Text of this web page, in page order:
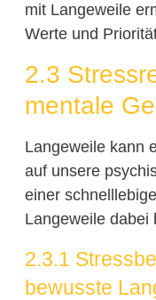
mit Langeweile
Werte und
2.3
mentale
Langeweile kann
auf unsere
einer
Langeweile dabei
2.3.1
bewusste